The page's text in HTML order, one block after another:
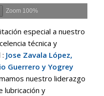
Zoom 100%
especial a nuestro
técnica y
: Jose Zavala López,
Guerrero y Yogrey
nuestro liderazgo
lubricación y